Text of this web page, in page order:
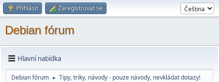
Přihlásit Zaregistrovat se
Debian fórum
Hlavní nabídka
Debian fórum ► Tipy, triky, návody - pouze návody, nevkládat dotazy!